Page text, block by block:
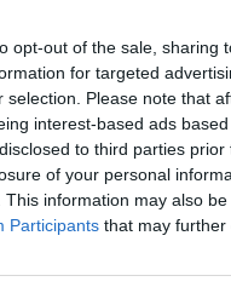
opt-out of the sale, sharing
for targeted
selection. Please note that
interest-based ads
to third parties
of your personal
This information may also
Participants that may further
για το κοινό,
Σπάρτης, η Π.Ε.
94.9 για την
.